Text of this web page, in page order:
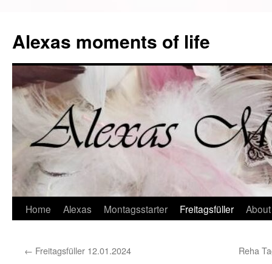
Alexas moments of life
Zum
springen
Home Alexas Montagsstarter Freitagsfüller
← Freitagsfüller 12.01.2024 Reha